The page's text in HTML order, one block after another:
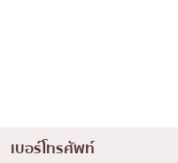
เบอร์โทรศัพท์